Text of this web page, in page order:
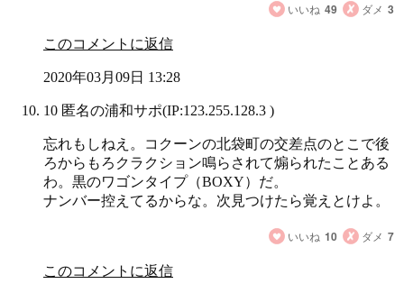
いいね 49 ダメ 3
このコメントに返信
2020年03月09日 13:28
10 匿名の浦和サポ(IP:123.255.128.3 )
忘れもしねえ。コクーンの北袋町の交差点のとこで後
ろからもろクラクション鳴らされて煽られたことある
わ。黒のワゴンタイプ（BOXY）だ。
ナンバー控えてるからな。次見つけたら覚えとけよ。
いいね 10 ダメ 7
このコメントに返信